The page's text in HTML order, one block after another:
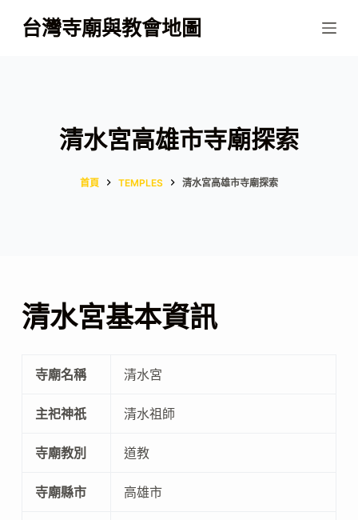
跳
至
台灣寺廟與教會地圖
清水宮高雄市寺廟探索
首頁 TEMPLES 清水宮高雄市寺廟探索
清水宮基本資訊
寺廟名稱 清水宮
主祀神祇 清水祖師
寺廟教別 道教
寺廟縣市 高雄市